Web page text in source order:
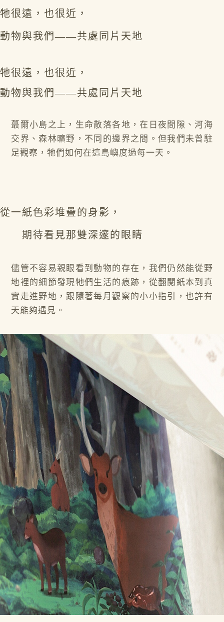
牠很遠，也很近，
動物與我們——共處同片天地
牠很遠，也很近，
動物與我們——共處同片天地
蕞爾小島之上，生命散落各地，在日夜間隙、河海
交界、森林曠野，不同的邊界之間。但我們未曾駐
足觀察，牠們如何在這島嶼度過每一天。
從一紙色彩堆疊的身影，
期待看見那雙深邃的眼睛
儘管不容易親眼看到動物的存在，我們仍然能從野
地裡的細節發現牠們生活的痕跡，從翻閱紙本到真
實走進野地，跟隨著每月觀察的小小指引，也許有
天能夠遇見。